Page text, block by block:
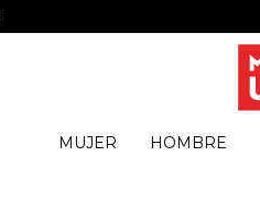
MUJER HOMBRE